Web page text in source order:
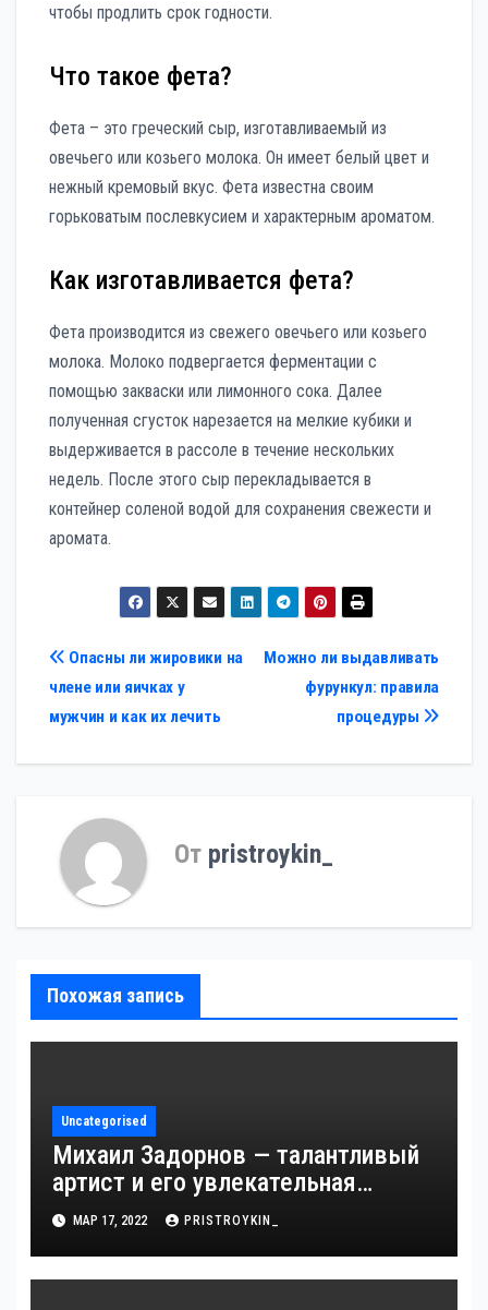
чтобы продлить срок годности.
Что такое фета?
Фета – это греческий сыр, изготавливаемый из
овечьего или козьего молока. Он имеет белый цвет и
нежный кремовый вкус. Фета известна своим
горьковатым послевкусием и характерным ароматом.
Как изготавливается фета?
Фета производится из свежего овечьего или козьего
молока. Молоко подвергается ферментации с
помощью закваски или лимонного сока. Далее
полученная сгусток нарезается на мелкие кубики и
выдерживается в рассоле в течение нескольких
недель. После этого сыр перекладывается в
контейнер соленой водой для сохранения свежести и
аромата.
Навигация
по
записям
Можно ли выдавливать
фурункул: правила
процедуры
Опасны ли жировики на
члене или яичках у
мужчин и как их лечить
От pristroykin_
Похожая запись
Uncategorised
Михаил Задорнов — талантливый
артист и его увлекательная
биография — выдающиеся
достижения, известность и
интересные факты из личной
МАР 17, 2022 PRISTROYKIN_